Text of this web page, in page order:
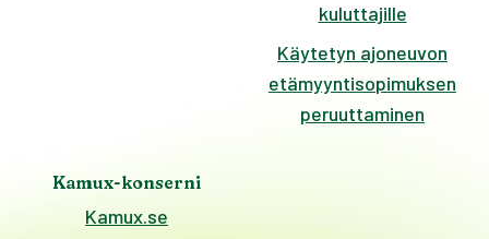
kuluttajille
Käytetyn ajoneuvon
etämyyntisopimuksen
peruuttaminen
Kamux-konserni
Kamux.se